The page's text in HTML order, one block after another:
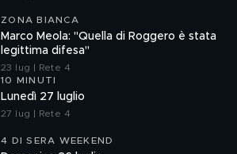
ZONA BIANCA
Marco Meola: "Quella di Roggero è stata
legittima difesa"
23 lug | Rete 4
10 MINUTI
Lunedì 27 luglio
27 lug | Rete 4
4 DI SERA WEEKEND